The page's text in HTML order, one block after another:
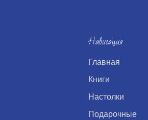
Навигация
Главная
Книги
Настолки
Подарочные